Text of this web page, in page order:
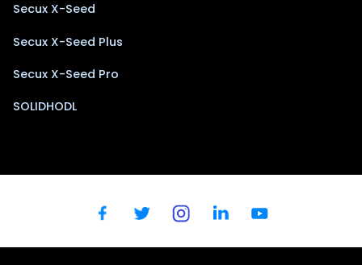
Secux X-Seed
Secux X-Seed Plus
Secux X-Seed Pro
SOLIDHODL